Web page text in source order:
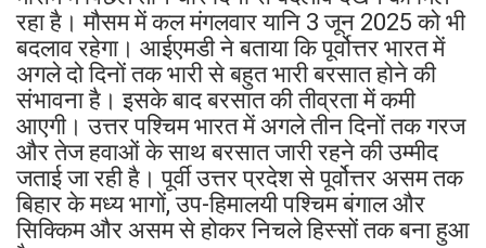
रहा है। मौसम में कल मंगलवार यानि 3 जून 2025 को भी
बदलाव रहेगा। आईएमडी ने बताया कि पूर्वोत्तर भारत में
अगले दो दिनों तक भारी से बहुत भारी बरसात होने की
संभावना है। इसके बाद बरसात की तीव्रता में कमी
आएगी। उत्तर पश्चिम भारत में अगले तीन दिनों तक गरज
और तेज हवाओं के साथ बरसात जारी रहने की उम्मीद
जताई जा रही है। पूर्वी उत्तर प्रदेश से पूर्वोत्तर असम तक
बिहार के मध्य भागों, उप-हिमालयी पश्चिम बंगाल और
सिक्किम और असम से होकर निचले हिस्सों तक बना हुआ